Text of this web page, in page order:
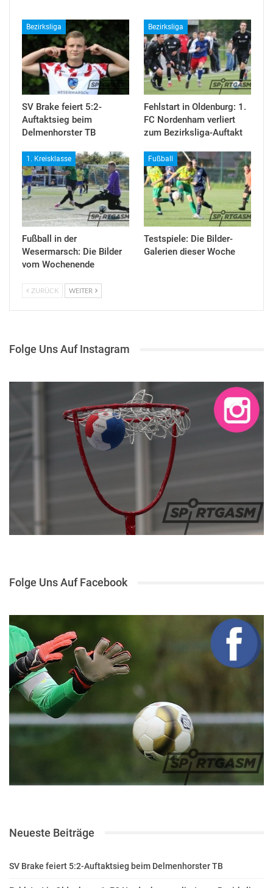
Bezirksliga
SV Brake feiert 5:2-
Auftaktsieg beim
Delmenhorster TB
Bezirksliga
Fehlstart in Oldenburg: 1.
FC Nordenham verliert
zum Bezirksliga-Auftakt
1. Kreisklasse
Fußball in der
Wesermarsch: Die Bilder
vom Wochenende
Fußball
Testspiele: Die Bilder-
Galerien dieser Woche
ZURÜCK WEITER
Folge Uns Auf Instagram
Folge Uns Auf Facebook
Neueste Beiträge
SV Brake feiert 5:2-Auftaktsieg beim Delmenhorster TB